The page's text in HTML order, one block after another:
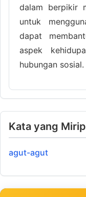
dalam berpikir
untuk
dapat
aspek
hubungan sosial.
Kata yang Mirip
agut-agut